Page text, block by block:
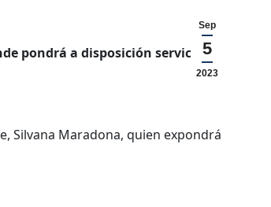
Sep
5
2023
pondrá a disposición servicio de
Silvana Maradona, quien expondrá